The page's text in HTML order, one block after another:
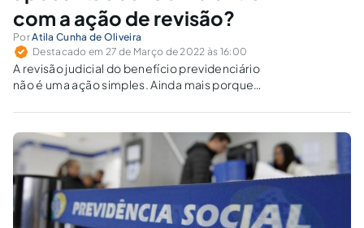
com a ação de revisão?
PorAtila Cunha de Oliveira
Destacado em 27 de Março de 2022 às 16:00
A revisão judicial do benefício previdenciário
não é uma ação simples. Ainda mais porque
legislação previdenciária brasileira desde
1994.